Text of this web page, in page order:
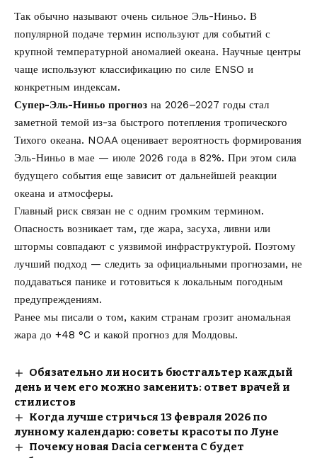
Так обычно называют очень сильное Эль-Ниньо. В
популярной подаче термин используют для событий с
крупной температурной аномалией океана. Научные центры
чаще используют классификацию по силе ENSO и
конкретным индексам.
Супер-Эль-Ниньо прогноз на 2026–2027 годы стал
заметной темой из-за быстрого потепления тропического
Тихого океана. NOAA оценивает вероятность формирования
Эль-Ниньо в мае — июле 2026 года в 82%. При этом сила
будущего события еще зависит от дальнейшей реакции
океана и атмосферы.
Главный риск связан не с одним громким термином.
Опасность возникает там, где жара, засуха, ливни или
штормы совпадают с уязвимой инфраструктурой. Поэтому
лучший подход — следить за официальными прогнозами, не
поддаваться панике и готовиться к локальным погодным
предупреждениям.
Ранее мы писали о том, каким странам грозит аномальная
жара до +48 °C и какой прогноз для Молдовы.
Обязательно ли носить бюстгальтер каждый
день и чем его можно заменить: ответ врачей и
стилистов
Когда лучше стричься 13 февраля 2026 по
лунному календарю: советы красоты по Луне
Почему новая Dacia сегмента C будет